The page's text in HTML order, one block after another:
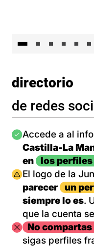
directorio
de redes
Imagen
Accede a al
Castilla-La
en
los
Imagen
El logo de la
parecer
un
siempre lo es.
que la cuenta
Imagen
No
sigas perfiles